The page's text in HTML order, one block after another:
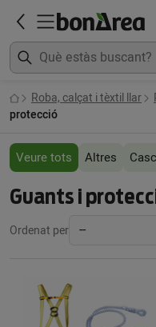
Roba, calçat i tèxtil llar
protecció
Veure tots Altres
Guants i
Ordenat per